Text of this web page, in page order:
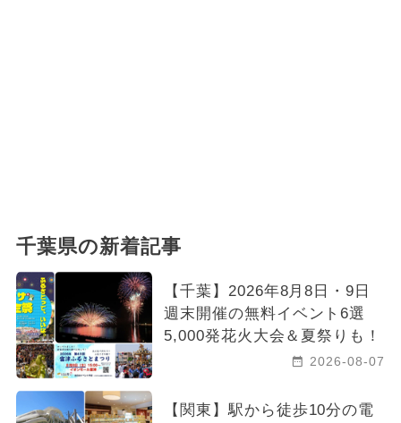
千葉県の新着記事
【千葉】2026年8月8日・9日
週末開催の無料イベント6選
5,000発花火大会＆夏祭りも！
2026-08-07
【関東】駅から徒歩10分の電